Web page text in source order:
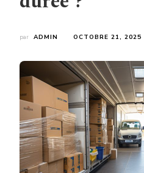
par ADMIN OCTOBRE 21, 2025